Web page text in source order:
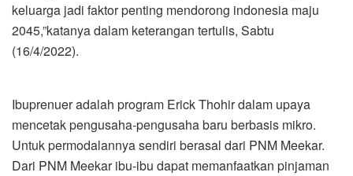
keluarga jadi faktor penting mendorong indonesia maju
2045,”katanya dalam keterangan tertulis, Sabtu
(16/4/2022).
Ibuprenuer adalah program Erick Thohir dalam upaya
mencetak pengusaha-pengusaha baru berbasis mikro.
Untuk permodalannya sendiri berasal dari PNM Meekar.
Dari PNM Meekar ibu-ibu dapat memanfaatkan pinjaman